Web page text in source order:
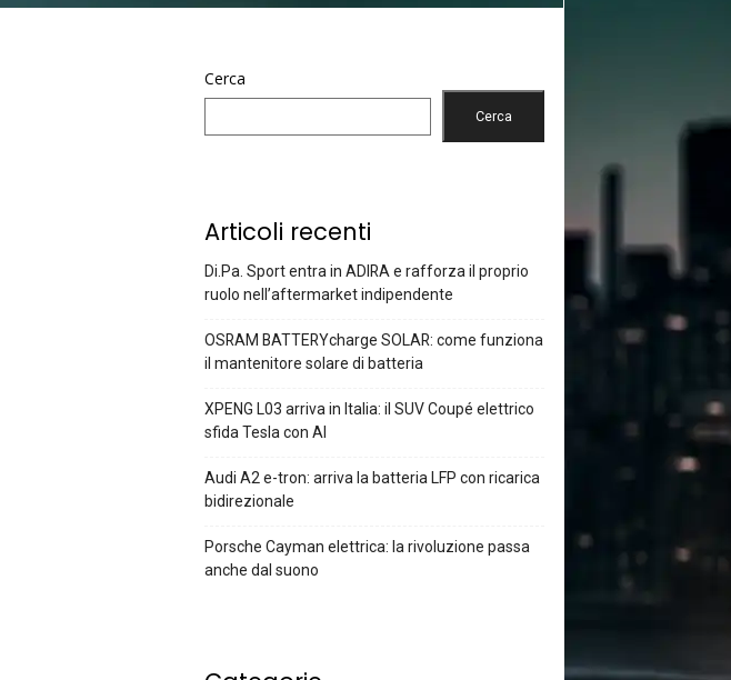
Cerca
Cerca
Articoli recenti
Di.Pa. Sport entra in ADIRA e rafforza il proprio
ruolo nell’aftermarket indipendente
OSRAM BATTERYcharge SOLAR: come funziona
il mantenitore solare di batteria
XPENG L03 arriva in Italia: il SUV Coupé elettrico
sfida Tesla con AI
Audi A2 e-tron: arriva la batteria LFP con ricarica
bidirezionale
Porsche Cayman elettrica: la rivoluzione passa
anche dal suono